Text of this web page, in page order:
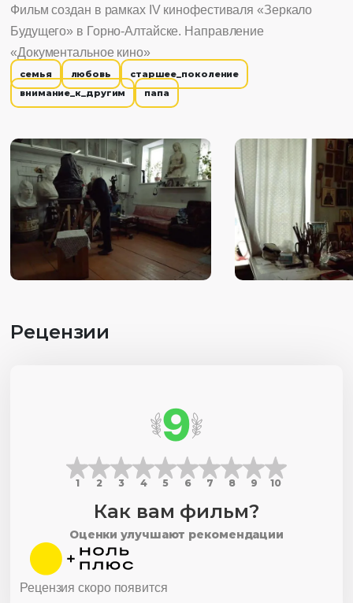
Фильм создан в рамках IV кинофестиваля «Зеркало
Будущего» в Горно-Алтайске. Направление
«Документальное кино»
семья любовь
старшее_поколение
внимание_к_другим
папа
Рецензии
9
1 2 3 4 5 6 7 8 9 10
Как вам фильм?
Оценки улучшают рекомендации
Рецензия скоро появится